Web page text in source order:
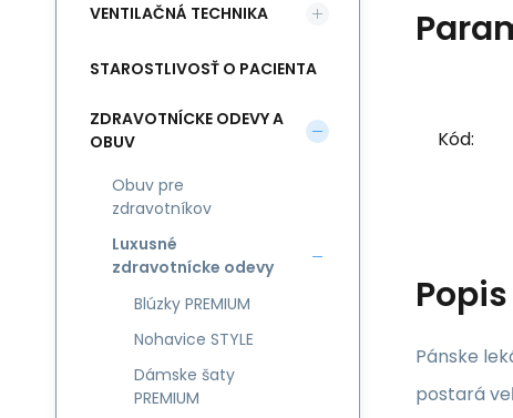
Kód:
Popis
Pánske
postará
VENTILAČNÁ TECHNIKA
STAROSTLIVOSŤ O PACIENTA
ZDRAVOTNÍCKE ODEVY A
OBUV
Obuv pre
zdravotníkov
Luxusné
zdravotnícke odevy
Blúzky PREMIUM
Nohavice STYLE
Dámske šaty
PREMIUM